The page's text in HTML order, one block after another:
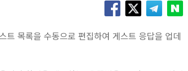
목록을 수동으로 편집하여 게스트 응답을 업데